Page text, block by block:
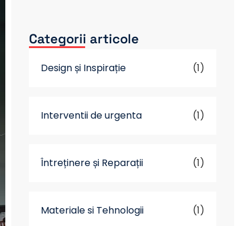
Categorii articole
Design și Inspirație (1)
Interventii de urgenta (1)
Întreținere și Reparații (1)
Materiale si Tehnologii (1)